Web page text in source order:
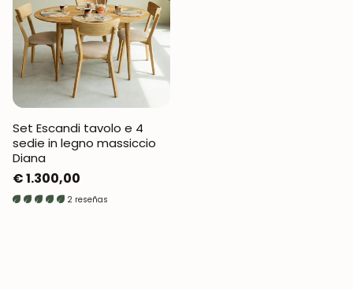
Appendiabiti
Set Escandi tavolo e 4
sedie in legno massiccio
Diana
Prezzo
normale
€ 1.300,00
2 reseñas